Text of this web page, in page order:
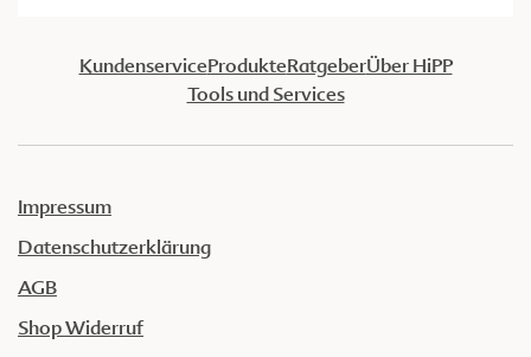
KundenserviceProdukteRatgeberÜber HiPP
Tools und Services
Impressum
Datenschutzerklärung
AGB
Shop Widerruf